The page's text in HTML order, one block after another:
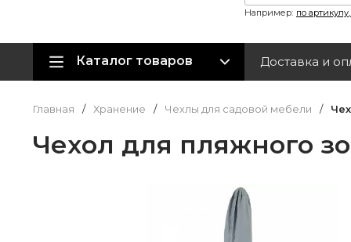
Например: по
Каталог товаров Доставка и
Главная / Хранение / Чехлы для садовой мебели /
Чехол для пляжного